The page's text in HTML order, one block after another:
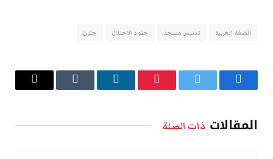
الضفة الغربية تدنيس مسجد جنود الاحتلال جنين
فيسبوك تويتر بينتيريستلينكدإن Tumblr
البريد
المقالات ذات الصلة